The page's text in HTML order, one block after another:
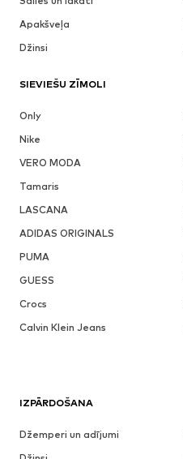
Apakšveļa
Džinsi
SIEVIEŠU ZĪMOLI
Only
Nike
VERO MODA
Tamaris
LASCANA
ADIDAS ORIGINALS
PUMA
GUESS
Crocs
Calvin Klein Jeans
IZPĀRDOŠANA
Džemperi un adījumi